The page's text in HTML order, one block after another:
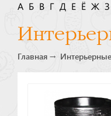
А Б В Г Д Е Ё Ж З
Главная